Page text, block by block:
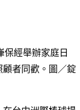
庭日
者同歡。圖／錠